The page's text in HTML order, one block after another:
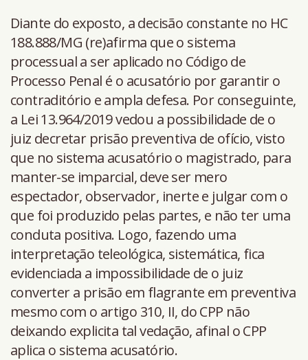
Diante do exposto, a decisão constante no HC
188.888/MG (re)afirma que o sistema
processual a ser aplicado no Código de
Processo Penal é o acusatório por garantir o
contraditório e ampla defesa. Por conseguinte,
a Lei 13.964/2019 vedou a possibilidade de o
juiz decretar prisão preventiva de ofício, visto
que no sistema acusatório o magistrado, para
manter-se imparcial, deve ser mero
espectador, observador, inerte e julgar com o
que foi produzido pelas partes, e não ter uma
conduta positiva. Logo, fazendo uma
interpretação teleológica, sistemática, fica
evidenciada a impossibilidade de o juiz
converter a prisão em flagrante em preventiva
mesmo com o artigo 310, II, do CPP não
deixando explicita tal vedação, afinal o CPP
aplica o sistema acusatório.